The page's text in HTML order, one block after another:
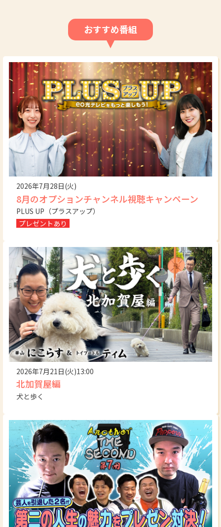
おすすめ番組
2026年7月28日(火)
8月のオプションチャンネル視聴キャンペーン
PLUS UP（プラスアップ）
プレゼントあり
2026年7月21日(火)13:00
北加賀屋編
犬と歩く